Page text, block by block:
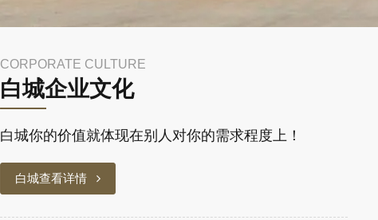
CORPORATE CULTURE
白城企业文化
白城你的价值就体现在别人对你的需求程度上！
白城查看详情